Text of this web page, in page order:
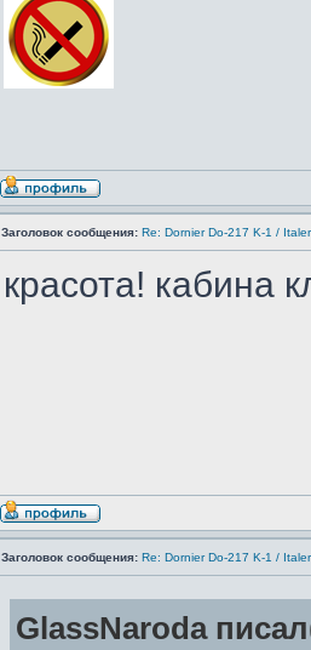
Заголовок сообщения: Re: Dornier Do-217 K-1 /
красота! кабина
Заголовок сообщения: Re: Dornier Do-217 K-1 /
GlassNaroda